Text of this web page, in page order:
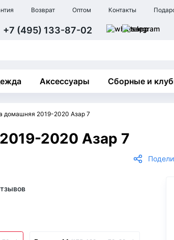
Возврат Оптом Контакты
+7 (495) 133-87-02
Аксессуары Сборные и
домашняя 2019-2020 Азар 7
2020 Азар 7